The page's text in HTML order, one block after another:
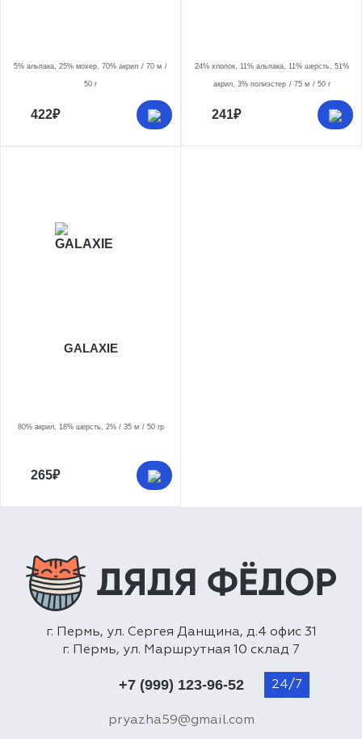
5% альпака, 25% мохер, 70% акрил 70 м
50 г
422₽
24% хлопок, 11% альпака, 11% шерсть, 51%
акрил, 3% полиэстер 75 м 50 г
241₽
GALAXIE
80% акрил, 18% шерсть, 2% 35 м 50 гр
265₽
г. Пермь, ул. Сергея Данщина, д.4 офис 31
г. Пермь, ул. Маршрутная 10 склад 7
+7 (999) 123-96-52
pryazha59@gmail.com